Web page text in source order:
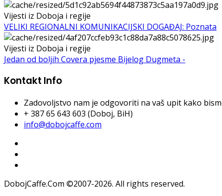
Vijesti iz Doboja i regije
VELIKI REGIONALNI KOMUNIKACIJSKI DOGAĐAJ: Poznata
Vijesti iz Doboja i regije
Jedan od boljih Covera pjesme Bijelog Dugmeta -
Kontakt Info
Zadovoljstvo nam je odgovoriti na vaš upit kako
+ 387 65 643 603 (Doboj, BiH)
info@dobojcaffe.com
DobojCaffe.Com ©2007-2026. All rights reserved.